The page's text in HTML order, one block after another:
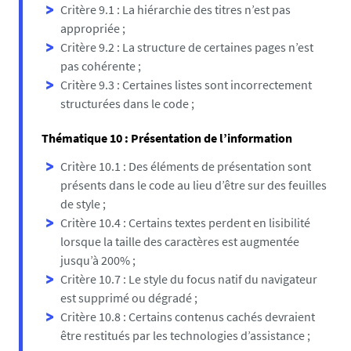
Critère 9.1 : La hiérarchie des titres n’est pas
appropriée ;
Critère 9.2 : La structure de certaines pages n’est
pas cohérente ;
Critère 9.3 : Certaines listes sont incorrectement
structurées dans le code ;
Thématique 10 : Présentation de l’information
Critère 10.1 : Des éléments de présentation sont
présents dans le code au lieu d’être sur des feuilles
de style ;
Critère 10.4 : Certains textes perdent en lisibilité
lorsque la taille des caractères est augmentée
jusqu’à 200% ;
Critère 10.7 : Le style du focus natif du navigateur
est supprimé ou dégradé ;
Critère 10.8 : Certains contenus cachés devraient
être restitués par les technologies d’assistance ;